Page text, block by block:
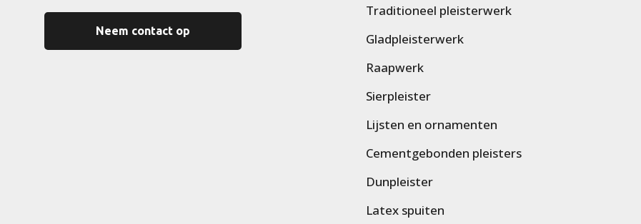
Neem contact op
Traditioneel pleisterwerk
Gladpleisterwerk
Raapwerk
Sierpleister
Lijsten en ornamenten
Cementgebonden pleisters
Dunpleister
Latex spuiten